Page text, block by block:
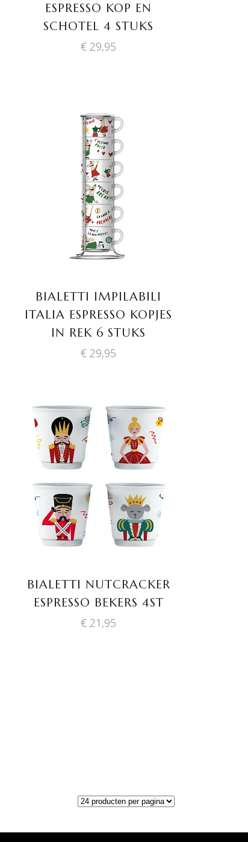
ESPRESSO KOP EN
SCHOTEL 4 STUKS
€ 29,95
TOEVOEGEN AAN
WINKELWAGEN
BIALETTI IMPILABILI
ITALIA ESPRESSO KOPJES
IN REK 6 STUKS
€ 29,95
TOEVOEGEN AAN
BIALETTI NUTCRACKER
ESPRESSO BEKERS 4ST
€ 21,95